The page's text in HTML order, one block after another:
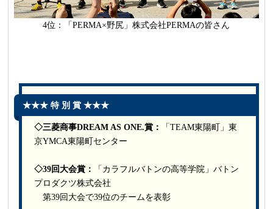
4位：「PERMA×野尻」株式会社PERMAの皆さん
★★★ 特 別 賞 ★★★
◇三菱商事DREAM AS ONE.賞：
「TEAM東陽町」東
京YMCA東陽町センター
◇39回大会賞：
「カラフルバトンの高等学院」バトン
プロダクツ株式会社
第39回大会で39位のチームを表彰